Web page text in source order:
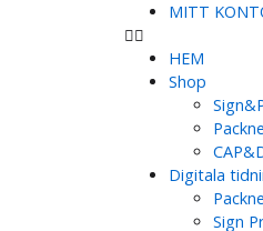
MITT
HEM
Shop
Digitala
Sign